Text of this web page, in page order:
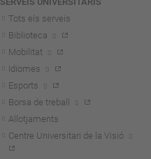
Tots els serveis
Biblioteca
Mobilitat
Idiomes
Esports
Borsa de treball
Allotjaments
Centre Universitari de la Visió